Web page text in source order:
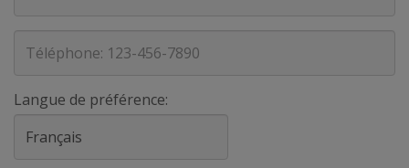
Langue de préférence: